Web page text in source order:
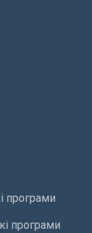
програми
програми